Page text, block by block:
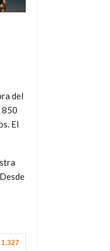
del
850
El
1.327